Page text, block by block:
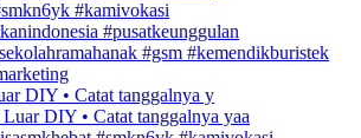
DIY • Catat tanggalnya y